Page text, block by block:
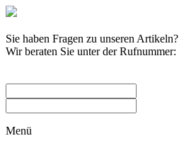
Sie haben Fragen zu unseren Artikeln?
Wir beraten Sie unter der Rufnummer:
Menü